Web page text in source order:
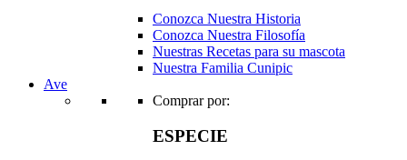
Conozca Nuestra Historia
Conozca Nuestra Filosofía
Nuestras Recetas para su mascota
Nuestra Familia Cunipic
Ave
Comprar por:
ESPECIE